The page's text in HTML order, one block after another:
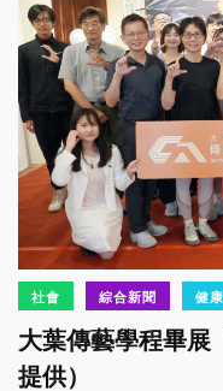
社會 綜合新聞 健康
大葉傳藝學程畢展
提供）